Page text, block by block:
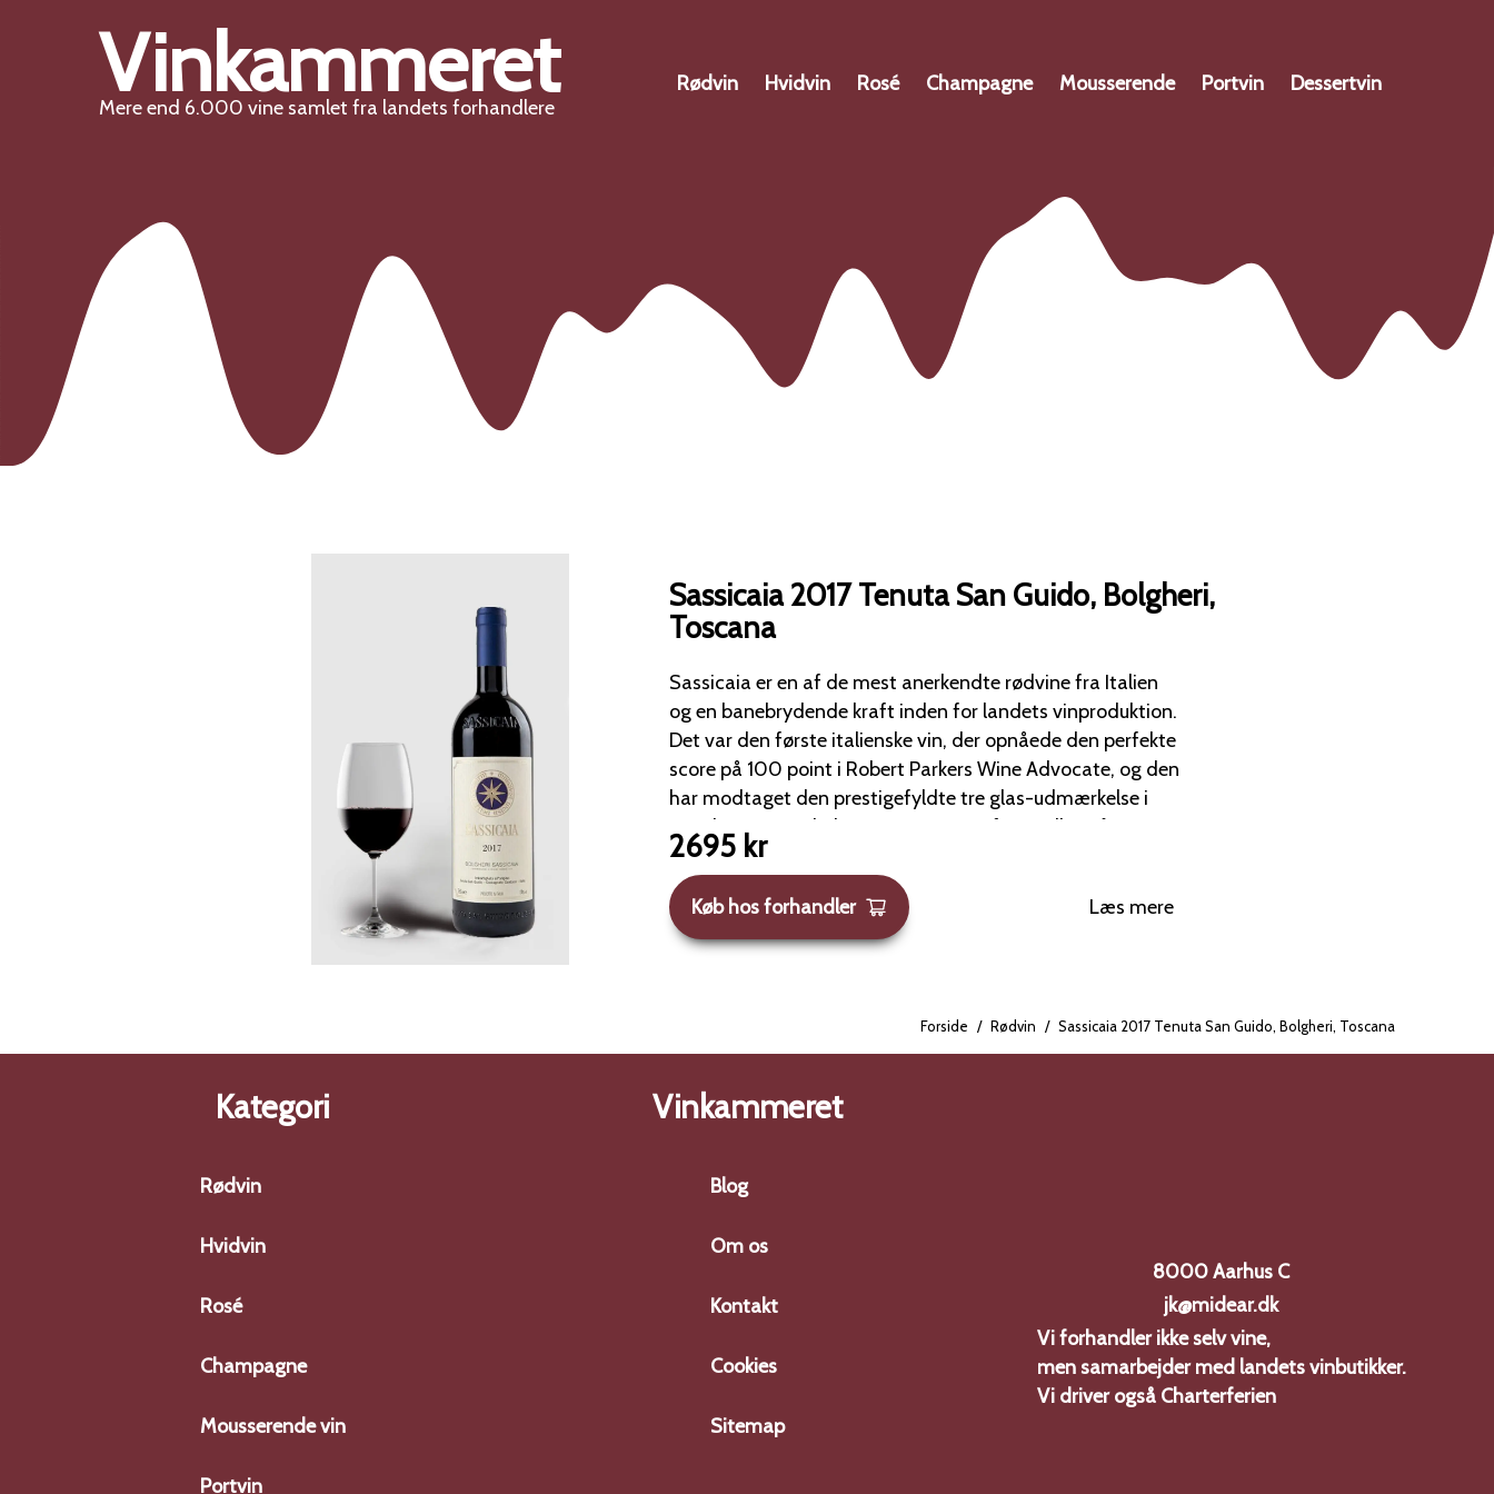
Vinkammeret
Mere end 6.000 vine samlet fra landets forhandlere
Rødvin Hvidvin Rosé Champagne Mousserende Portvin Dessertvin
Sassicaia 2017 Tenuta San Guido, Bolgheri,
Toscana
Sassicaia er en af de mest anerkendte rødvine fra Italien
og en banebrydende kraft inden for landets vinproduktion.
Det var den første italienske vin, der opnåede den perfekte
score på 100 point i Robert Parkers Wine Advocate, og den
har modtaget den prestigefyldte tre glas-udmærkelse i
Gambero Rosso hele 21 gange. Vinen fremstilles på Tenuta
San Guido i Bolgheri, Toscana, og har opnået imponerende
anmeldelser med 93-96 point på Vinous. com, 94 point fra
Robert Parker og 96 point fra James Suckling.
2695 kr
Køb hos forhandler Læs mere
Forside / Rødvin / Sassicaia 2017 Tenuta San Guido, Bolgheri, Toscana
Kategori
Rødvin
Hvidvin
Rosé
Champagne
Mousserende vin
Portvin
Vinkammeret
Blog
Om os
Kontakt
Cookies
Sitemap
8000 Aarhus C
jk@midear.dk
Vi forhandler ikke selv vine,
men samarbejder med landets vinbutikker.
Vi driver også Charterferien